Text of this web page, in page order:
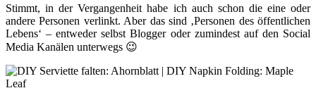
Stimmt, in der Vergangenheit habe ich auch schon die eine oder
andere Personen verlinkt. Aber das sind ‚Personen des öffentlichen
Lebens‘ – entweder selbst Blogger oder zumindest auf den Social
Media Kanälen unterwegs 😉